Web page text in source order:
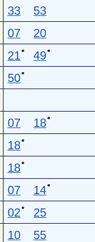
33 53
07 20
21 ● 49●
50●
07 18●
18●
18●
07 14●
02 ● 25
10 55